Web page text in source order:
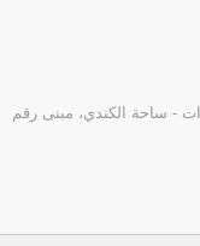
- ساحة الكندي، مبنى رقم